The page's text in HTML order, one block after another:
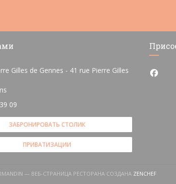
Gilles de Gennes - 41 rue Pierre Gilles
09
ЗАБРОНИРОВАТЬ СТОЛИК
ПРИВАТИЗАЦИИ
— ВЕБ-СТРАНИЦА РЕСТОРАНА СОЗДАНА ZENCHEF